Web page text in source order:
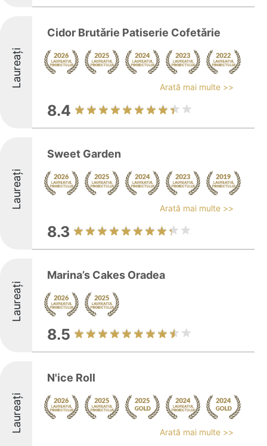
Laureați
Cidor Brutǎrie Patiserie Cofetǎrie
Arată mai multe >>
8.4
Laureați
Sweet Garden
Arată mai multe >>
8.3
Laureați
Marina’s Cakes Oradea
8.5
Laureați
N'ice Roll
Arată mai multe >>